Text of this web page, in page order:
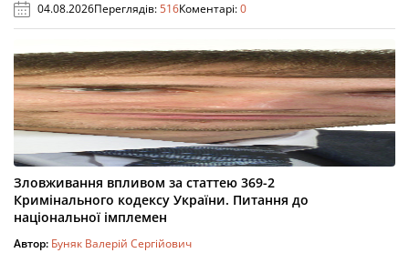
04.08.2026Переглядів:516Коментарі:0
Зловживання впливом за статтею 369-2
Кримінального кодексу України. Питання до
національної імплемен
Автор: Буняк Валерій Сергійович